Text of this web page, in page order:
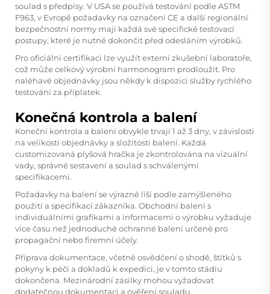
soulad s předpisy. V USA se používá testování podle ASTM
F963, v Evropě požadavky na označení CE a další regionální
bezpečnostní normy mají každá své specifické testovací
postupy, které je nutné dokončit před odesláním výrobků.
Pro oficiální certifikaci lze využít externí zkušební laboratoře,
což může celkový výrobní harmonogram prodloužit. Pro
naléhavé objednávky jsou někdy k dispozici služby rychlého
testování za příplatek.
Konečná kontrola a balení
Koneční kontrola a balení obvykle trvají 1 až 3 dny, v závislosti
na velikosti objednávky a složitosti balení. Každá
customizovaná plyšová hračka je zkontrolována na vizuální
vady, správné sestavení a soulad s schválenými
specifikacemi.
Požadavky na balení se výrazně liší podle zamýšleného
použití a specifikací zákazníka. Obchodní balení s
individuálními grafikami a informacemi o výrobku vyžaduje
více času než jednoduché ochranné balení určené pro
propagační nebo firemní účely.
Příprava dokumentace, včetně osvědčení o shodě, štítků s
pokyny k péči a dokladů k expedici, je v tomto stádiu
dokončena. Mezinárodní zásilky mohou vyžadovat
dodatečnou dokumentaci a ověření souladu.